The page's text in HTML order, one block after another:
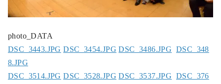
photo_DATA
DSC_3443.JPG DSC_3454.JPG DSC_3486.JPG DSC_348
8.JPG
DSC_3514.JPG DSC_3528.JPG DSC_3537.JPG DSC_376